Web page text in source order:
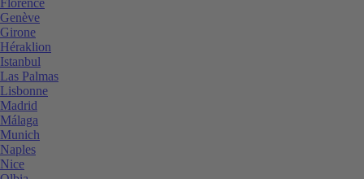
Genève
Girone
Héraklion
Istanbul
Las Palmas
Lisbonne
Madrid
Málaga
Munich
Naples
Nice